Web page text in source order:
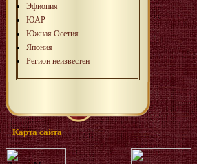
Эфиопия
ЮАР
Южная Осетия
Япония
Регион неизвестен
Карта сайта